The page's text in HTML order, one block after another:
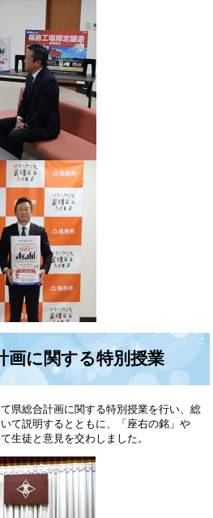
画に関する特別授業
県総合計画に関する特別授業を行い、総
て説明するとともに、「座右の銘」や
生徒と意見を交わしました。